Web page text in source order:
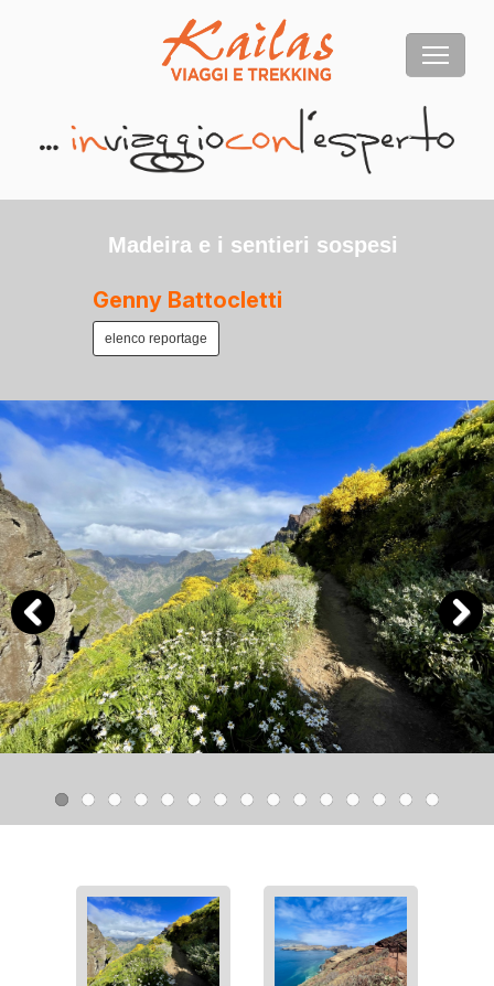
Madeira e i sentieri sospesi
Genny Battocletti
Previous Next